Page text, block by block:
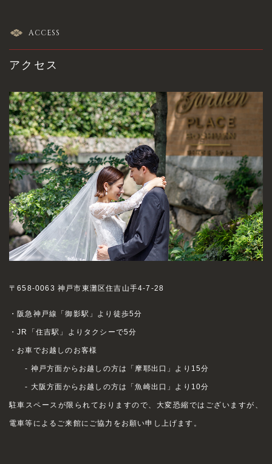
ACCESS
アクセス
〒658-0063 神戸市東灘区住吉山手4-7-28
・阪急神戸線「御影駅」より徒歩5分
・JR「住吉駅」よりタクシーで5分
・お車でお越しのお客様
- 神戸方面からお越しの方は「摩耶出口」より15分
- 大阪方面からお越しの方は「魚崎出口」より10分
駐車スペースが限られておりますので、大変恐縮ではございますが、
電車等によるご来館にご協力をお願い申し上げます。